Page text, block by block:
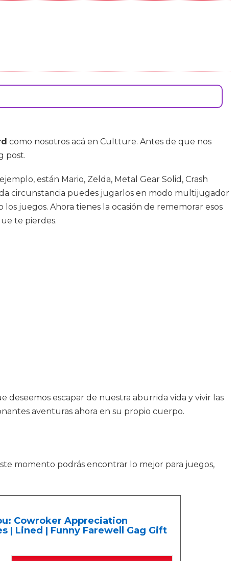
como nosotros acá en Cultture. Antes de que nos
post.
están Mario, Zelda, Metal Gear Solid, Crash
circunstancia puedes jugarlos en modo multijugador
juegos. Ahora tienes la ocasión de rememorar esos
te pierdes.
deseemos escapar de nuestra aburrida vida y vivir las
aventuras ahora en su propio cuerpo.
momento podrás encontrar lo mejor para juegos,
Cowroker Appreciation
| Lined | Funny Farewell Gag Gift